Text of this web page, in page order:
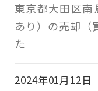
東京都大田区
あり）の売却（
た
2024年01月12日